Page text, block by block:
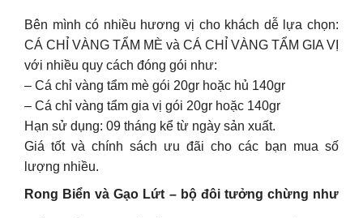
Bên mình có nhiều hương vị cho khách dễ lựa chọn:
CÁ CHỈ VÀNG TẨM MÈ và CÁ CHỈ VÀNG TẨM GIA VỊ
với nhiều quy cách đóng gói như:
– Cá chỉ vàng tẩm mè gói 20gr hoặc hủ 140gr
– Cá chỉ vàng tẩm gia vị gói 20gr hoặc 140gr
Hạn sử dụng: 09 tháng kể từ ngày sản xuất.
Giá tốt và chính sách ưu đãi cho các bạn mua số
lượng nhiều.
Rong Biển và Gạo Lứt – bộ đôi tưởng chừng như